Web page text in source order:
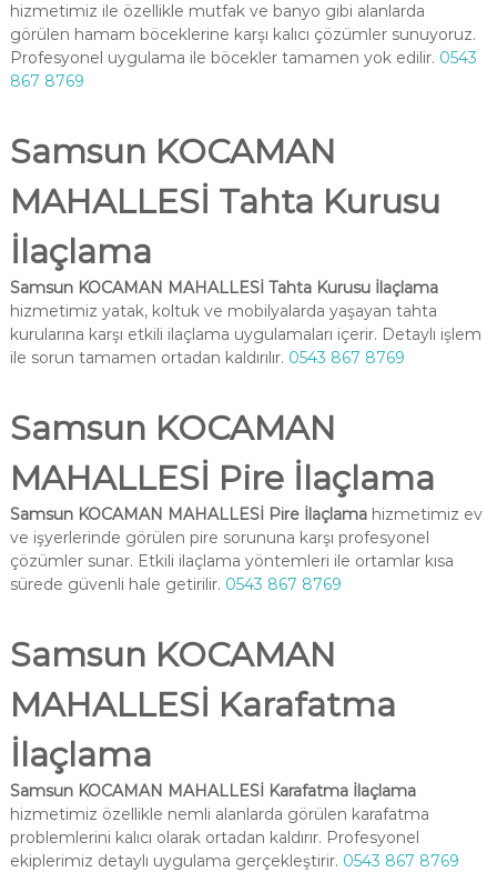
hizmetimiz ile özellikle mutfak ve banyo gibi alanlarda
görülen hamam böceklerine karşı kalıcı çözümler sunuyoruz.
Profesyonel uygulama ile böcekler tamamen yok edilir. 0543
867 8769
Samsun KOCAMAN
MAHALLESİ Tahta Kurusu
İlaçlama
Samsun KOCAMAN MAHALLESİ Tahta Kurusu İlaçlama
hizmetimiz yatak, koltuk ve mobilyalarda yaşayan tahta
kurularına karşı etkili ilaçlama uygulamaları içerir. Detaylı işlem
ile sorun tamamen ortadan kaldırılır. 0543 867 8769
Samsun KOCAMAN
MAHALLESİ Pire İlaçlama
Samsun KOCAMAN MAHALLESİ Pire İlaçlamahizmetimiz ev
ve işyerlerinde görülen pire sorununa karşı profesyonel
çözümler sunar. Etkili ilaçlama yöntemleri ile ortamlar kısa
sürede güvenli hale getirilir. 0543 867 8769
Samsun KOCAMAN
MAHALLESİ Karafatma
İlaçlama
Samsun KOCAMAN MAHALLESİ Karafatma İlaçlama
hizmetimiz özellikle nemli alanlarda görülen karafatma
problemlerini kalıcı olarak ortadan kaldırır. Profesyonel
ekiplerimiz detaylı uygulama gerçekleştirir. 0543 867 8769